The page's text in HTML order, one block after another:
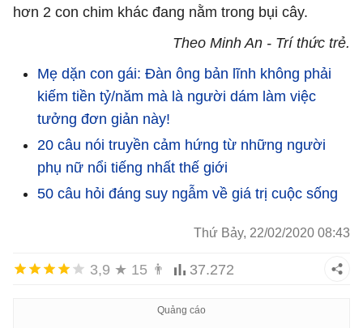
hơn 2 con chim khác đang nằm trong bụi cây.
Theo Minh An - Trí thức trẻ.
Mẹ dặn con gái: Đàn ông bản lĩnh không phải
kiếm tiền tỷ/năm mà là người dám làm việc
tưởng đơn giản này!
20 câu nói truyền cảm hứng từ những người
phụ nữ nổi tiếng nhất thế giới
50 câu hỏi đáng suy ngẫm về giá trị cuộc sống
Thứ Bảy, 22/02/2020 08:43
3,9 ★ 15 👨 37.272